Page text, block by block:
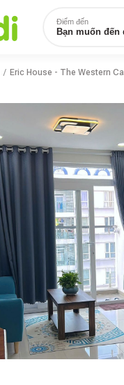
Điểm đến
Bạn muốn đến
/ Eric House - The Western